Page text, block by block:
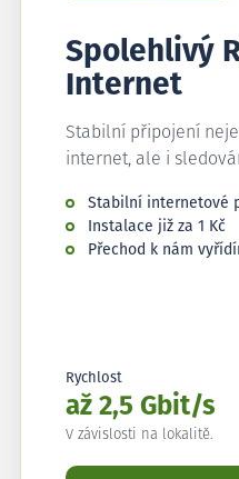
Spolehlivý
Internet
Stabilní připojení
internet, ale i
Stabilní internetové
Instalace již za 1 Kč
Přechod k nám
Rychlost
až 2,5 Gbit/s
V závislosti na lokalitě.